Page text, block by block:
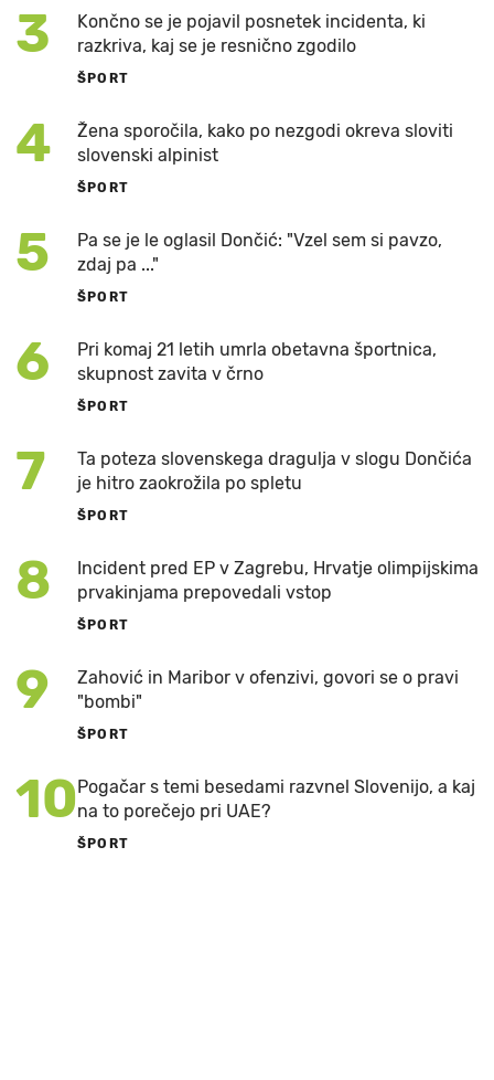
3
Končno se je pojavil posnetek incidenta, ki
razkriva, kaj se je resnično zgodilo
ŠPORT
4
Žena sporočila, kako po nezgodi okreva sloviti
slovenski alpinist
ŠPORT
5
Pa se je le oglasil Dončić: "Vzel sem si pavzo,
zdaj pa ..."
ŠPORT
6
Pri komaj 21 letih umrla obetavna športnica,
skupnost zavita v črno
ŠPORT
7
Ta poteza slovenskega dragulja v slogu Dončića
je hitro zaokrožila po spletu
ŠPORT
8
Incident pred EP v Zagrebu, Hrvatje olimpijskima
prvakinjama prepovedali vstop
ŠPORT
9
Zahović in Maribor v ofenzivi, govori se o pravi
"bombi"
ŠPORT
10Pogačar s temi besedami razvnel Slovenijo, a kaj
na to porečejo pri UAE?
ŠPORT